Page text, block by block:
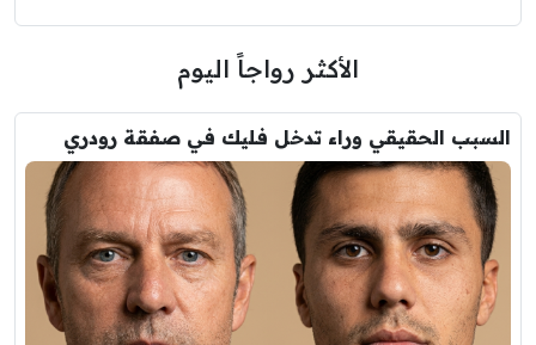
الأكثر رواجاً اليوم
السبب الحقيقي وراء تدخل فليك في صفقة رودري